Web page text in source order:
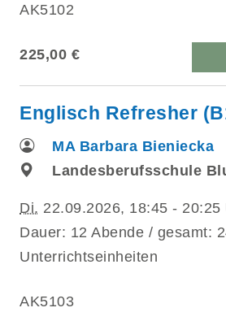
AK5102
225,00 €
Englisch Refresher
MA Barbara Bieniecka
Landesberufsschule
Di. 22.09.2026, 18:45 - 20:25
Dauer: 12 Abende / gesamt:
Unterrichtseinheiten
AK5103